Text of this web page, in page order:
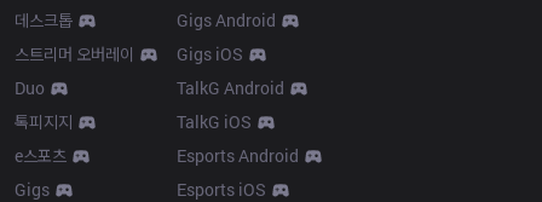
데스크톱
스트리머 오버레이
Duo
톡피지지
e스포츠
Gigs
Gigs Android
Gigs iOS
TalkG Android
TalkG iOS
Esports Android
Esports iOS